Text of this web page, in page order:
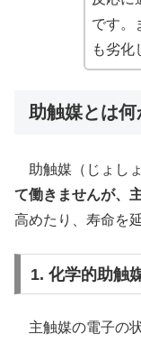
です。
も劣化
助触媒とは何
助触媒（じょしょ
て働きませんが、
高めたり、寿命を
1. 化学的助触
主触媒の電子の